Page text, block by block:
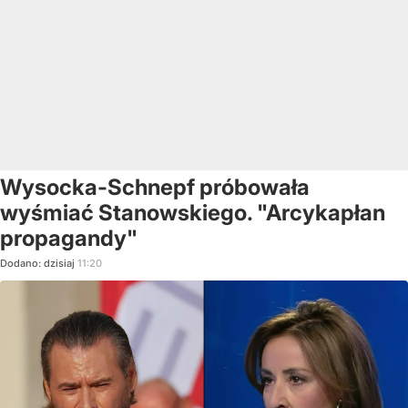
Wysocka-Schnepf próbowała
wyśmiać Stanowskiego. "Arcykapłan
propagandy"
Dodano: dzisiaj 11:20